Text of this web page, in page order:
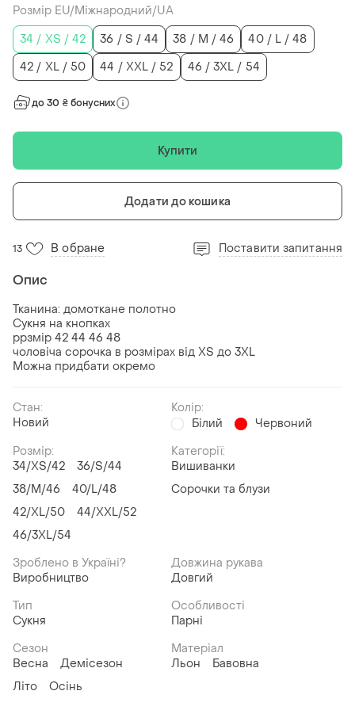
Розмір EU/Міжнародний/UA
34 / XS / 42
36 / S / 44 38 / M / 46
40 / L / 48
42 / XL / 50
44 / XXL / 52 46 / 3XL / 54
до 30 ₴ бонусних
Купити
Додати до кошика
13 В обране Поставити запитання
Опис
Тканина: домоткане полотно
Сукня на кнопках
ррзмір 42 44 46 48
чоловіча сорочка в розмірах від XS до 3XL
Можна придбати окремо
Стан:
Новий
Колір:
Білий
Червоний
Розмір:
34/XS/42
36/S/44
38/M/46
40/L/48
42/XL/50
44/XXL/52
46/3XL/54
Категорії:
Вишиванки
Сорочки та блузи
Зроблено в Україні?
Виробництво
Довжина рукава
Довгий
Тип
Сукня
Особливості
Парні
Сезон
Весна
Демісезон
Літо
Осінь
Матеріал
Льон
Бавовна